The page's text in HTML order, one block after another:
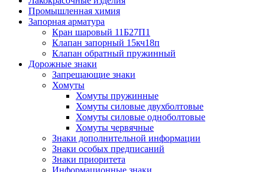
Промышленная химия
Запорная арматура
Кран шаровый 11Б27П1
Клапан запорный 15кч18п
Клапан обратный пружинный
Дорожные знаки
Запрещающие знаки
Хомуты
Хомуты пружинные
Хомуты силовые двухболтовые
Хомуты силовые одноболтовые
Хомуты червячные
Знаки дополнительной информации
Знаки особых предписаний
Знаки приоритета
Информационные знаки